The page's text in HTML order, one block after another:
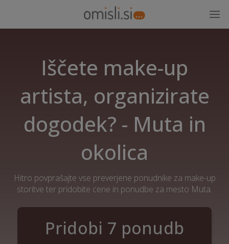
Iščete make-up
artista, organizirate
dogodek? - Muta in
okolica
Hitro povprašajte vse preverjene ponudnike za make-up
storitve ter pridobite cene in ponudbe za mesto Muta.
Pridobi 7 ponudb